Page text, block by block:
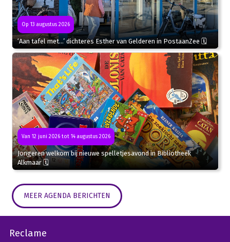
Op 13 augustus 2026
‘Aan tafel met…’ dichteres Esther van Gelderen in PostaanZee 🗓
Van 12 juni 2026 tot 14 augustus 2026
Jongeren welkom bij nieuwe spelletjesavond in Bibliotheek
Alkmaar 🗓
MEER AGENDA BERICHTEN
Reclame